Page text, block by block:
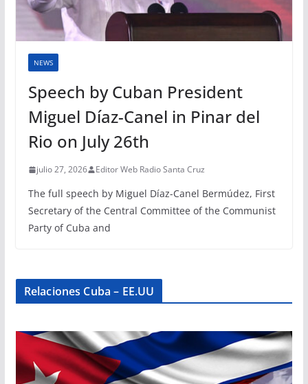
NEWS
Speech by Cuban President
Miguel Díaz-Canel in Pinar del
Rio on July 26th
julio 27, 2026 Editor Web Radio Santa Cruz
The full speech by Miguel Díaz-Canel Bermúdez, First
Secretary of the Central Committee of the Communist
Party of Cuba and
Relaciones Cuba – EE.UU